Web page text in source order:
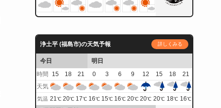
浄土平 (福島市)の天気予報 詳しくみる
今日
明日
時間
15 18 21 0 3 6 9 12 15 18
21
天気
気温 21℃ 20℃ 17℃ 16℃ 15℃ 16℃ 20℃ 20℃ 20℃ 18℃ 16℃